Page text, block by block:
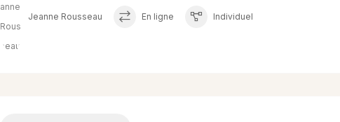
Jeanne Rousseau En ligne Individuel